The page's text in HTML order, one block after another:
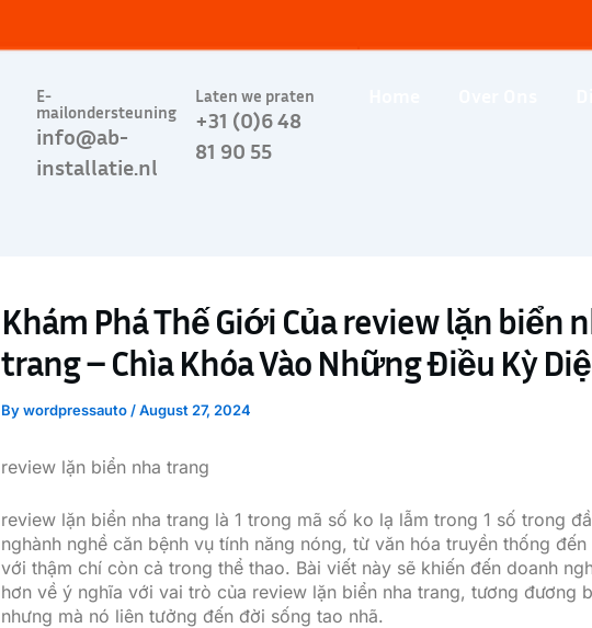
E-
mailondersteuning
info@ab-
installatie.nl
Laten we praten
+31 (0)6 48
81 90 55
Khám Phá Thế Giới Của review lặn biển
trang – Chìa Khóa Vào Những Điều Kỳ
Bywordpressauto /August 27, 2024
review lặn biển nha trang
review lặn biển nha trang là 1 trong mã số ko lạ lẫm trong 1 số trong
nghành nghề căn bệnh vụ tính năng nóng, từ văn hóa truyền thống
với thậm chí còn cả trong thể thao. Bài viết này sẽ khiến đến doanh
hơn về ý nghĩa với vai trò của review lặn biển nha trang, tương đương
nhưng mà nó liên tưởng đến đời sống tao nhã.